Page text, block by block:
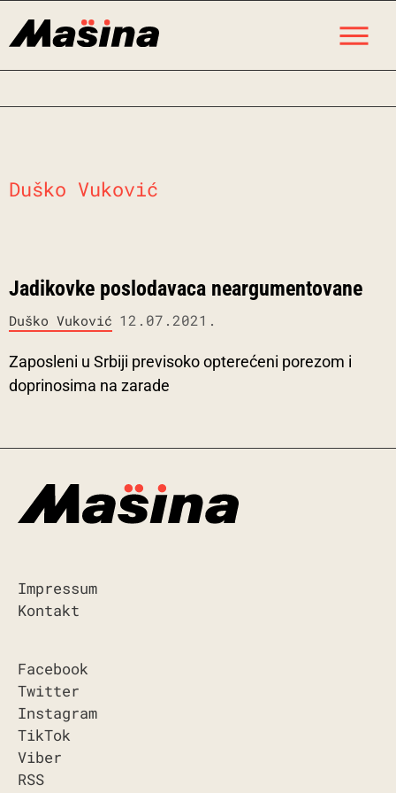
Duško Vuković
Jadikovke poslodavaca neargumentovane
Duško Vuković 12.07.2021.
Zaposleni u Srbiji previsoko opterećeni porezom i
doprinosima na zarade
Impressum
Kontakt
Facebook
Twitter
Instagram
TikTok
Viber
RSS